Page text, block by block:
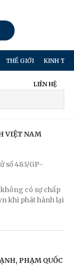
THẾ GIỚI KINH TẾ
LIÊN HỆ
VIỆT NAM
số 483/GP-
có sự chấp
khi phát hành lại
PHẠM QUỐC